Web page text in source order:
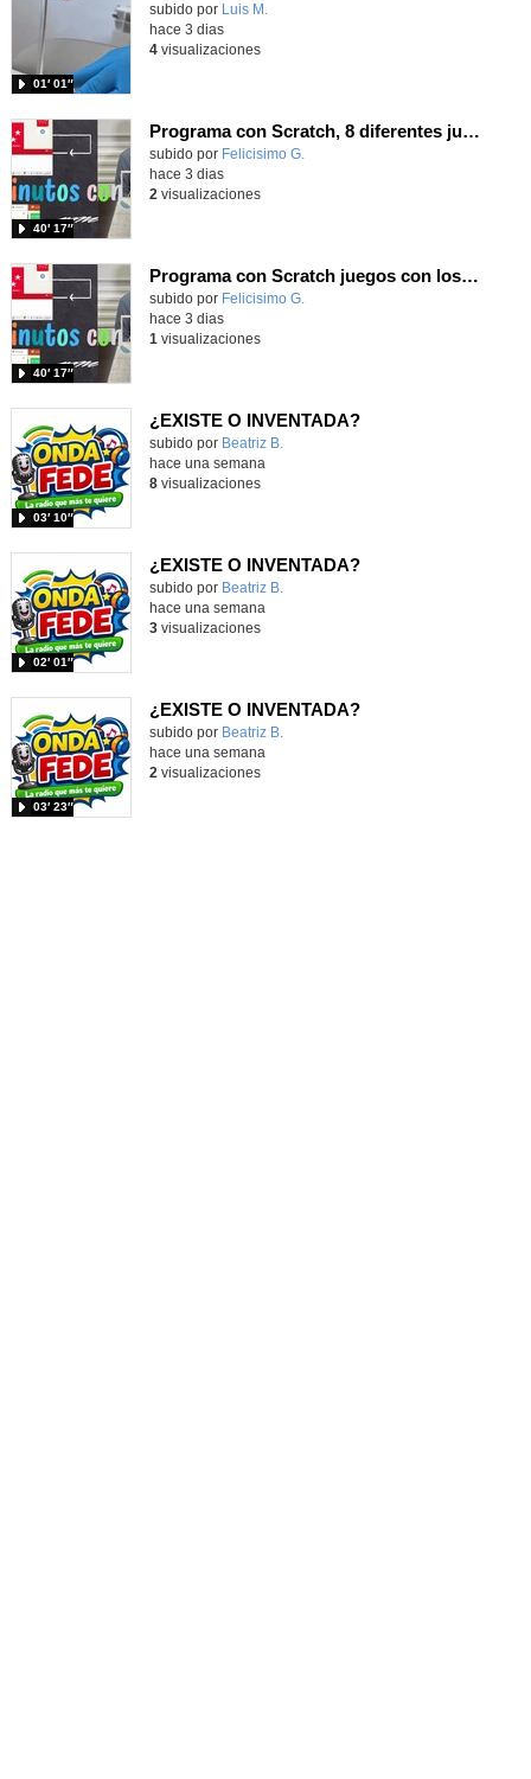
Contenido educativo.
subido por Luis M.
01′ 01″
hace 3 dias
4visualizaciones
Programa con Scratch, 8 diferentes juegos para vivir la emoción de los partidos de España en el mundial 2026
Contenido educativo.
subido por Felicisimo G.
40′ 17″
hace 3 dias
2 visualizaciones
Programa con Scratch juegos con los partidos del mundial 2026 ganados por España
Contenido educativo.
subido por Felicisimo G.
40′ 17″
hace 3 dias
1 visualizaciones
¿EXISTE O INVENTADA?
Contenido educativo.
subido por Beatriz B.
03′ 10″
hace una semana
8visualizaciones
¿EXISTE O INVENTADA?
Contenido educativo.
subido por Beatriz B.
02′ 01″
hace una semana
3visualizaciones
¿EXISTE O INVENTADA?
Contenido educativo.
subido por Beatriz B.
03′ 23″
hace una semana
2 visualizaciones